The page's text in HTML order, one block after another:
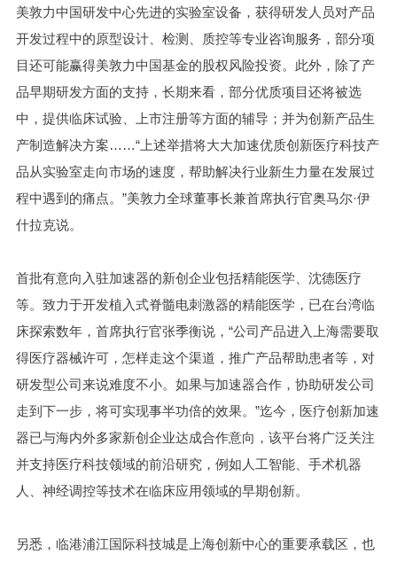
美敦力中国研发中心先进的实验室设备，获得研发人员对产品
开发过程中的原型设计、检测、质控等专业咨询服务，部分项
目还可能赢得美敦力中国基金的股权风险投资。此外，除了产
品早期研发方面的支持，长期来看，部分优质项目还将被选
中，提供临床试验、上市注册等方面的辅导；并为创新产品生
产制造解决方案……“上述举措将大大加速优质创新医疗科技产
品从实验室走向市场的速度，帮助解决行业新生力量在发展过
程中遇到的痛点。”美敦力全球董事长兼首席执行官奥马尔·伊
什拉克说。
首批有意向入驻加速器的新创企业包括精能医学、沈德医疗
等。致力于开发植入式脊髓电刺激器的精能医学，已在台湾临
床探索数年，首席执行官张季衡说，“公司产品进入上海需要取
得医疗器械许可，怎样走这个渠道，推广产品帮助患者等，对
研发型公司来说难度不小。如果与加速器合作，协助研发公司
走到下一步，将可实现事半功倍的效果。”迄今，医疗创新加速
器已与海内外多家新创企业达成合作意向，该平台将广泛关注
并支持医疗科技领域的前沿研究，例如人工智能、手术机器
人、神经调控等技术在临床应用领域的早期创新。
另悉，临港浦江国际科技城是上海创新中心的重要承载区，也